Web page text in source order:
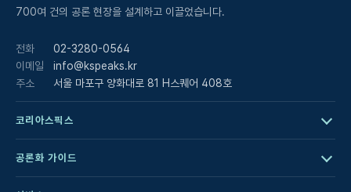
700여 건의 공론 현장을 설계하고 이끌었습니다.
전화
02-3280-0564
이메일
info@kspeaks.kr
주소
서울 마포구 양화대로 81 H스퀘어 408호
코리아스픽스
공론화 가이드